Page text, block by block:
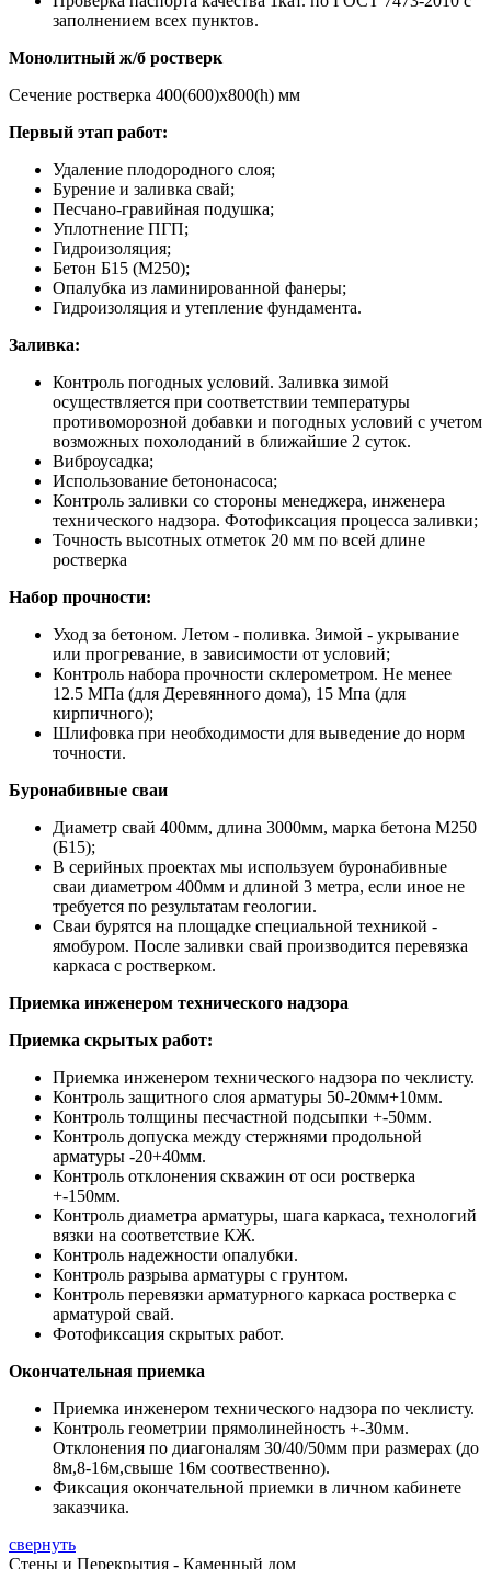
заполнением всех пунктов.
Монолитный ж/б ростверк
Сечение ростверка 400(600)х800(h) мм
Первый этап работ:
Удаление плодородного слоя;
Бурение и заливка свай;
Песчано-гравийная подушка;
Уплотнение ПГП;
Гидроизоляция;
Бетон Б15 (М250);
Опалубка из ламинированной фанеры;
Гидроизоляция и утепление фундамента.
Заливка:
Контроль погодных условий. Заливка зимой
осуществляется при соответствии температуры
противоморозной добавки и погодных условий с учетом
возможных похолоданий в ближайшие 2 суток.
Виброусадка;
Использование бетононасоса;
Контроль заливки со стороны менеджера, инженера
технического надзора. Фотофиксация процесса заливки;
Точность высотных отметок 20 мм по всей длине
ростверка
Набор прочности:
Уход за бетоном. Летом - поливка. Зимой - укрывание
или прогревание, в зависимости от условий;
Контроль набора прочности склерометром. Не менее
12.5 МПа (для Деревянного дома), 15 Мпа (для
кирпичного);
Шлифовка при необходимости для выведение до норм
точности.
Буронабивные сваи
Диаметр свай 400мм, длина 3000мм, марка бетона М250
(Б15);
В серийных проектах мы используем буронабивные
сваи диаметром 400мм и длиной 3 метра, если иное не
требуется по результатам геологии.
Сваи бурятся на площадке специальной техникой -
ямобуром. После заливки свай производится перевязка
каркаса с ростверком.
Приемка инженером технического надзора
Приемка скрытых работ:
Приемка инженером технического надзора по чеклисту.
Контроль защитного слоя арматуры 50-20мм+10мм.
Контроль толщины песчастной подсыпки +-50мм.
Контроль допуска между стержнями продольной
арматуры -20+40мм.
Контроль отклонения скважин от оси ростверка
+-150мм.
Контроль диаметра арматуры, шага каркаса, технологий
вязки на соответствие КЖ.
Контроль надежности опалубки.
Контроль разрыва арматуры с грунтом.
Контроль перевязки арматурного каркаса ростверка с
арматурой свай.
Фотофиксация скрытых работ.
Окончательная приемка
Приемка инженером технического надзора по чеклисту.
Контроль геометрии прямолинейность +-30мм.
Отклонения по диагоналям 30/40/50мм при размерах (до
8м,8-16м,свыше 16м соотвественно).
Фиксация окончательной приемки в личном кабинете
заказчика.
свернуть
Стены и Перекрытия - Каменный дом